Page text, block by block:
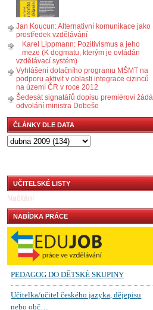
Jan Koucun: Alternativní komunikace jako
prostředek vzdělávání
Karel Lippmann: Pozitivismus a jeho
meze (K dogmatu, kterým je ovládán
vzdělávací systém)
Vyhlášení dotačního programu MŠMT na
podporu aktivit v oblasti integrace cizinců
na území ČR v roce 2012
Šedesát signatářů dopisu premiérovi žádá
odvolání ministra Dobeše
ČLÁNKY DLE DATA
UČITELSKÉ LISTY
Načítání
NABÍDKA PRÁCE